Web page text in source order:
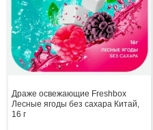
Драже освежающие Freshbox
Лесные ягоды без сахара Китай,
16 г